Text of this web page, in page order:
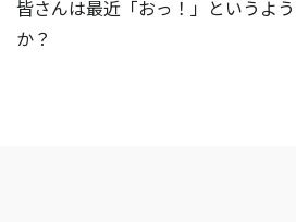
皆さんは最近「おっ！」というよ
か？